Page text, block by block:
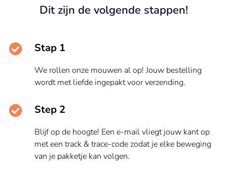
Dit zijn de volgende stappen!
Stap 1
We rollen onze mouwen al op! Jouw bestelling
wordt met liefde ingepakt voor verzending.
Step 2
Blijf op de hoogte! Een e-mail vliegt jouw kant op
met een track & trace-code zodat je elke beweging
van je pakketje kan volgen.